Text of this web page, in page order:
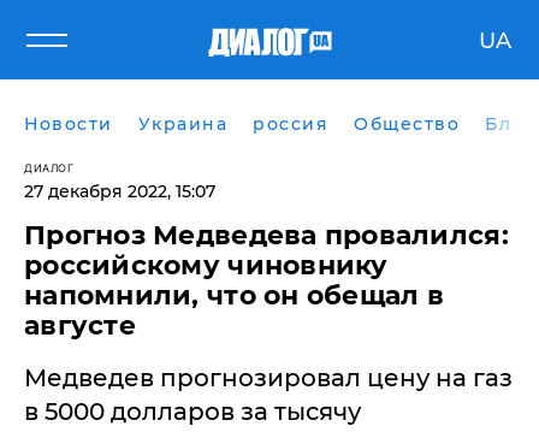
UA
Новости Украина россия Общество
ДИАЛОГ
27 декабря 2022, 15:07
Прогноз Медведева провалился:
российскому чиновнику
напомнили, что он обещал в
августе
Медведев прогнозировал цену на газ
в 5000 долларов за тысячу